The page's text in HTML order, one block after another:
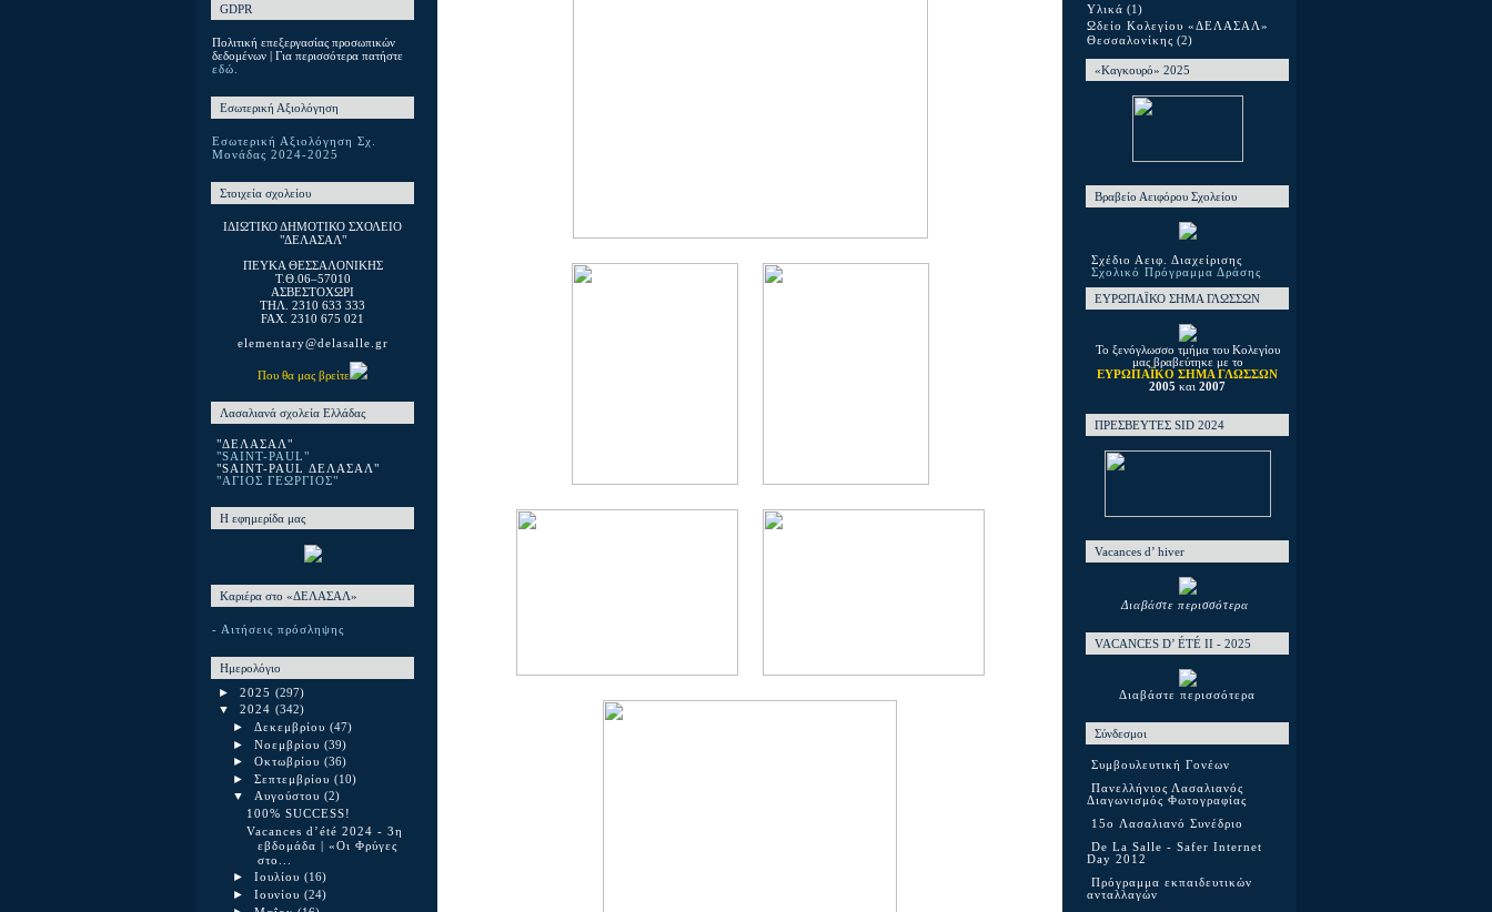
GDPR
Πολιτική επεξεργασίας προσωπικών
δεδομένων | Για περισσότερα πατήστε
εδώ.
Εσωτερική Αξιολόγηση
Εσωτερική Αξιολόγηση Σχ.
Μονάδας 2024-2025
Στοιχεία σχολείου
ΙΔΙΩΤΙΚΟ ΔΗΜΟΤΙΚΟ ΣΧΟΛΕΙΟ
"ΔΕΛΑΣΑΛ"
ΠΕΥΚΑ ΘΕΣΣΑΛΟΝΙΚΗΣ
T.Θ.06–57010
ΑΣΒΕΣΤΟΧΩΡΙ
ΤΗΛ. 2310 633 333
FAX. 2310 675 021
elementary@delasalle.gr
Που θα μας βρείτε
Λασαλιανά σχολεία Ελλάδας
"ΔΕΛΑΣΑΛ"
"SAINT-PAUL"
"SAINT-PAUL ΔΕΛΑΣΑΛ"
"ΑΓΙΟΣ ΓΕΩΡΓΙΟΣ"
Η εφημερίδα μας
Καριέρα στο «ΔΕΛΑΣΑΛ»
- Αιτήσεις πρόσληψης
Ημερολόγιο
► 2025 (297)
▼ 2024 (342)
► Δεκεμβρίου (47)
► Νοεμβρίου (39)
► Οκτωβρίου (36)
► Σεπτεμβρίου (10)
▼ Αυγούστου (2)
100% SUCCESS!
Vacances d’été 2024 - 3η
εβδομάδα | «Οι Φρύγες
στο...
► Ιουλίου (16)
► Ιουνίου (24)
Υλικά (1)
Ωδείο Κολεγίου «ΔΕΛΑΣΑΛ»
Θεσσαλονίκης (2)
«Καγκουρό» 2025
Βραβείο Αειφόρου Σχολείου
Σχέδιο Αειφ. Διαχείρισης
Σχολικό Πρόγραμμα Δράσης
ΕΥΡΩΠΑΪΚΟ ΣΗΜΑ ΓΛΩΣΣΩΝ
Το ξενόγλωσσο τμήμα του Κολεγίου
μας βραβεύτηκε με το
ΕΥΡΩΠΑΪΚΟ ΣΗΜΑ ΓΛΩΣΣΩΝ
2005 και 2007
ΠΡΕΣΒΕΥΤΕΣ SID 2024
Vacances d’ hiver
Διαβάστε περισσότερα
VACANCES D’ ÉTÉ ΙΙ - 2025
Διαβάστε περισσότερα
Σύνδεσμοι
Συμβουλευτική Γονέων
Πανελλήνιος Λασαλιανός
Διαγωνισμός Φωτογραφίας
15o Λασαλιανό Συνέδριο
De La Salle - Safer Internet
Day 2012
Πρόγραμμα εκπαιδευτικών
ανταλλαγών